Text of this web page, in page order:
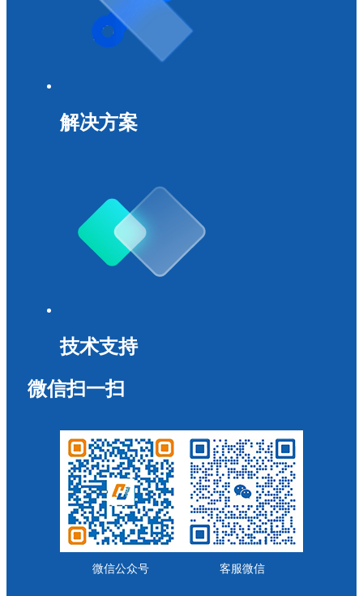
解决方案
技术支持
微信扫一扫
微信公众号 客服微信